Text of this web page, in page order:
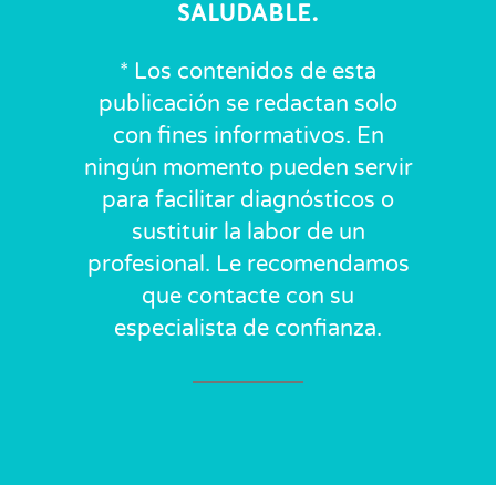
SALUDABLE.
* Los contenidos de esta
publicación se redactan solo
con fines informativos. En
ningún momento pueden servir
para facilitar diagnósticos o
sustituir la labor de un
profesional. Le recomendamos
que contacte con su
especialista de confianza.